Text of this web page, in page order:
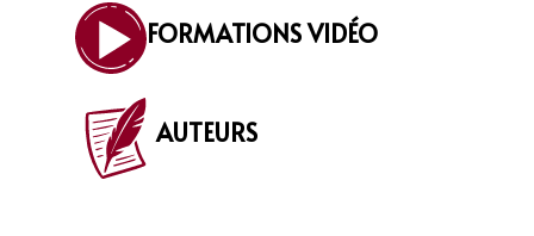
FORMATIONS VIDÉO
AUTEURS